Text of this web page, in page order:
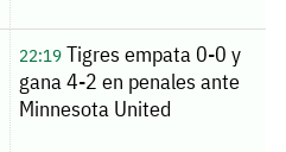
22:19Tigres empata 0-0 y
gana 4-2 en penales ante
Minnesota United